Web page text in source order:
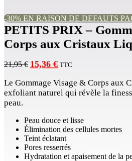
-30% EN RAISON DE DEFAUTS
PETITS PRIX –
Corps aux Cristaux
21,95€ Le
initial
était :
15,36 €Le
actuel
est :
15,36 €.
TTC
Le Gommage Visage & Corps aux
exfoliant naturel qui révèle la
peau.
Peau douce et lisse
Élimination des cellules mortes
Teint éclatant
Pores resserrés
Hydratation et apaisement de la